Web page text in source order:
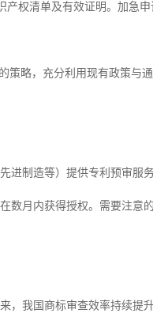
权清单及有效证明。加急申
策略，充分利用现有政策与
进制造等）提供专利预审服
数月内获得授权。需要注意
，我国商标审查效率持续提